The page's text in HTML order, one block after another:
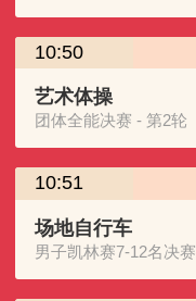
10:50
艺术体操
团体全能决赛 - 第2轮
10:51
场地自行车
男子凯林赛7-12名决赛